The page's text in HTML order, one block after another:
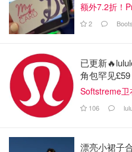
除此之外 我的阳台被摆满我
额外7.2折！
2 Boots
已更新
角包罕见£59
Softstreme卫
106
漂亮小裙子